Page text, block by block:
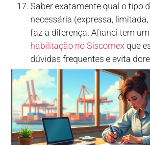
Saber exatamente qual o tipo
necessária (expressa,
faz a diferença. Afianci tem
habilitação no Siscomex que
dúvidas frequentes e evita